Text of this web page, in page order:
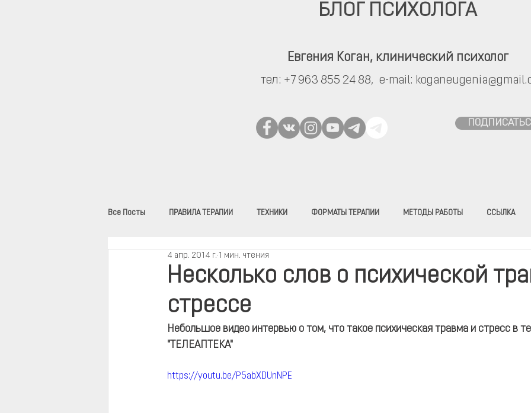
БЛОГ ПСИХОЛОГА
Евгения Коган, клинический психолог
тел: +7 963 855 24 88, e-mail:
Все Посты ПРАВИЛА ТЕРАПИИ ТЕХНИКИ ФОРМАТЫ ТЕРАПИИ МЕТОДЫ РАБОТЫ ССЫЛКА
Несколько слов о психической
стрессе
4 апр. 2014 г. 1 мин. чтения
Небольшое видео интервью о том, что такое психическая травма и стресс в
"ТЕЛЕАПТЕКА"
https://youtu.be/P5abXDUnNPE